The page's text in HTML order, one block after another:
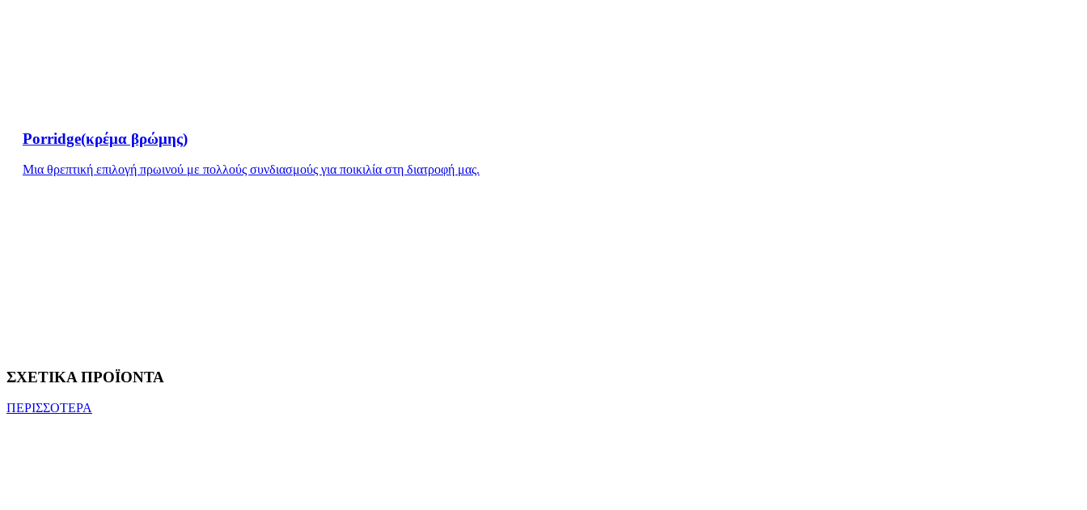
Porridge(κρέμα βρώμης)
Μια θρεπτική επιλογή πρωινού με πολλούς συνδιασμούς για ποικιλία στη διατροφή μας.
ΣΧΕΤΙΚΑ ΠΡΟΪΟΝΤΑ
ΠΕΡΙΣΣΟΤΕΡΑ